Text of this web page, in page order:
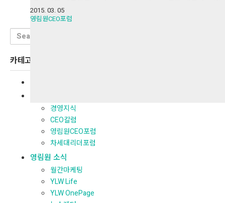
2015. 03. 05
영림원CEO포럼
Search
for:
카테고리
경영지식
CEO칼럼
영림원CEO포럼
차세대리더포럼
영림원 소식
월간마케팅
YLW Life
YLW OnePage